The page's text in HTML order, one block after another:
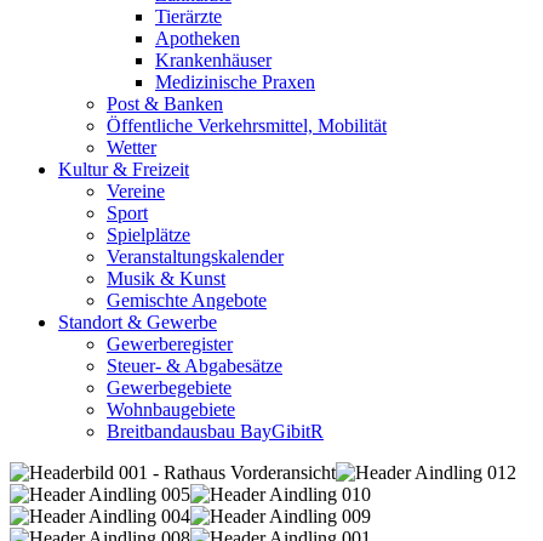
Tierärzte
Apotheken
Krankenhäuser
Medizinische Praxen
Post & Banken
Öffentliche Verkehrsmittel, Mobilität
Wetter
Kultur & Freizeit
Vereine
Sport
Spielplätze
Veranstaltungskalender
Musik & Kunst
Gemischte Angebote
Standort & Gewerbe
Gewerberegister
Steuer- & Abgabesätze
Gewerbegebiete
Wohnbaugebiete
Breitbandausbau BayGibitR